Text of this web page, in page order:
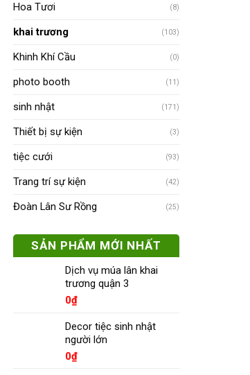
Hoa Tươi (8)
khai trương (103)
Khinh Khí Cầu (0)
photo booth (11)
sinh nhật (171)
Thiết bị sự kiện (3)
tiệc cưới (93)
Trang trí sự kiện (42)
Đoàn Lân Sư Rồng (25)
SẢN PHẨM MỚI NHẤT
Dịch vụ múa lân khai
trương quận 3
0₫
Decor tiệc sinh nhật
người lớn
0₫